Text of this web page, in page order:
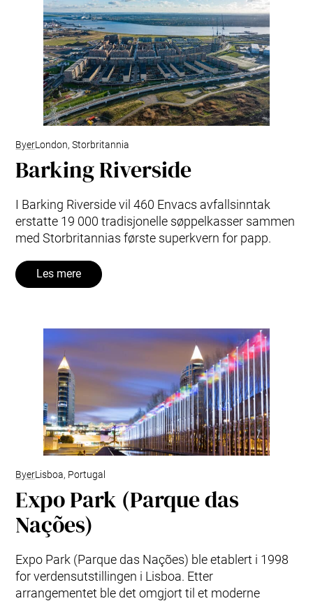
ByerLondon, Storbritannia
Barking Riverside
I Barking Riverside vil 460 Envacs avfallsinntak
erstatte 19 000 tradisjonelle søppelkasser sammen
med Storbritannias første superkvern for papp.
Les mere
ByerLisboa, Portugal
Expo Park (Parque das
Nações)
Expo Park (Parque das Nações) ble etablert i 1998
for verdensutstillingen i Lisboa. Etter
arrangementet ble det omgjort til et moderne